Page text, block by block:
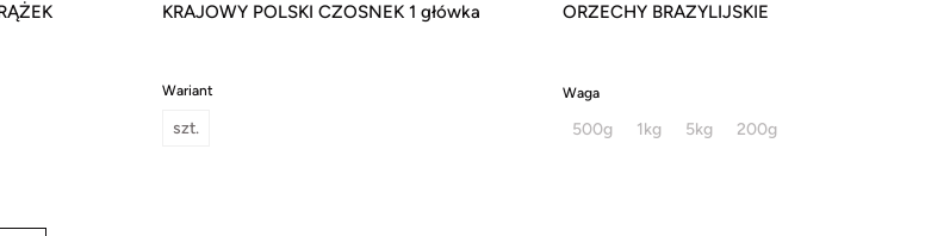
KRAJOWY POLSKI CZOSNEK 1 główka
Wariant
szt.
ORZECHY BRAZYLIJSKIE
Waga
500g 1kg 5kg 200g